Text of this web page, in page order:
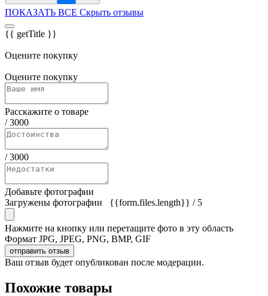
ПОКАЗАТЬ ВСЕ Скрыть отзывы
{{ getTitle }}
Оцените покупку
Оцените покупку
Расскажите о товаре
/3000
/3000
Добавьте фотографии
Загружены фотографии
{{form.files.length}} / 5
Нажмите на кнопку или перетащите фото в эту область
Формат JPG, JPEG, PNG, BMP, GIF
отправить отзыв
Ваш отзыв будет опубликован после модерации.
Похожие товары